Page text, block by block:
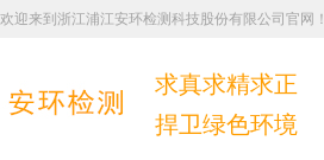
欢迎来到浙江浦江安环检测科技股份有限公司官网！
求真求精求正
捍卫绿色环境